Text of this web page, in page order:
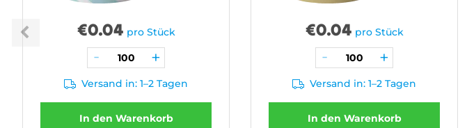
€0.04 pro Stück
Versand in: 1–2 Tagen
In den Warenkorb
€0.04 pro Stück
Versand in: 1–2 Tagen
In den Warenkorb